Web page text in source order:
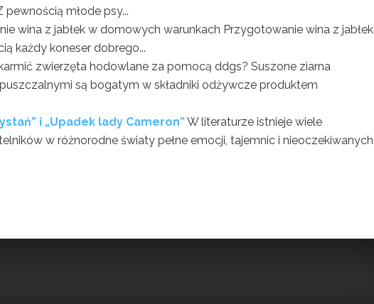
młode psy...
wina z jabłek w domowych warunkach Przygotowanie wina z jabłek
każdy koneser dobrego...
zwierzęta hodowlane za pomocą ddgs? Suszone ziarna
są bogatym w składniki odżywcze produktem
i „Upadek lady Cameron”W literaturze istnieje wiele
w różnorodne światy pełne emocji, tajemnic i nieoczekiwanych